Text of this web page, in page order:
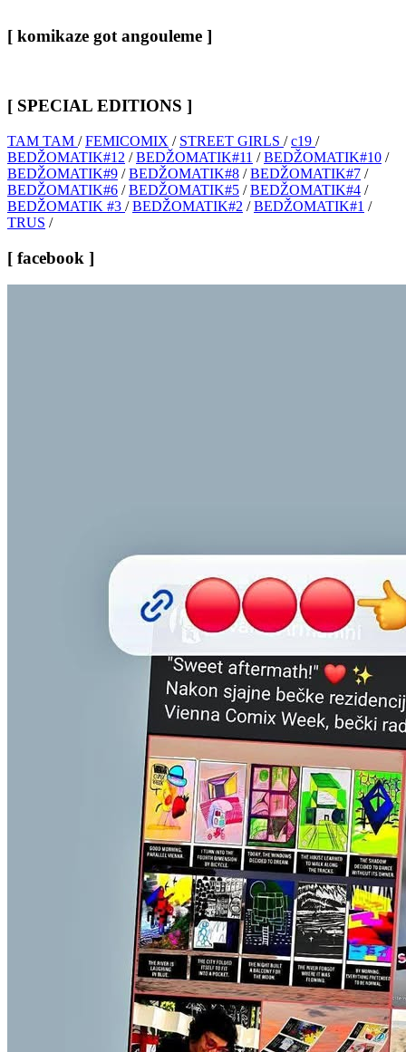
[ komikaze got angouleme ]
[ SPECIAL EDITIONS ]
TAM TAM /FEMICOMIX / STREET GIRLS /c19 /
BEDŽOMATIK#12 /BEDŽOMATIK#11 /BEDŽOMATIK#10 /
BEDŽOMATIK#9 /BEDŽOMATIK#8 /BEDŽOMATIK#7 /
BEDŽOMATIK#6 /BEDŽOMATIK#5 /BEDŽOMATIK#4 /
BEDŽOMATIK #3 /BEDŽOMATIK#2 /BEDŽOMATIK#1 /
TRUS /
[ facebook ]